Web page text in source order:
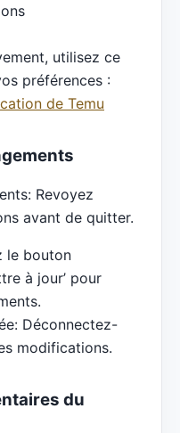
utilisez ce
préférences :
de Temu
Revoyez
avant de quitter.
le bouton
à jour’ pour
Déconnectez-
modifications.
du